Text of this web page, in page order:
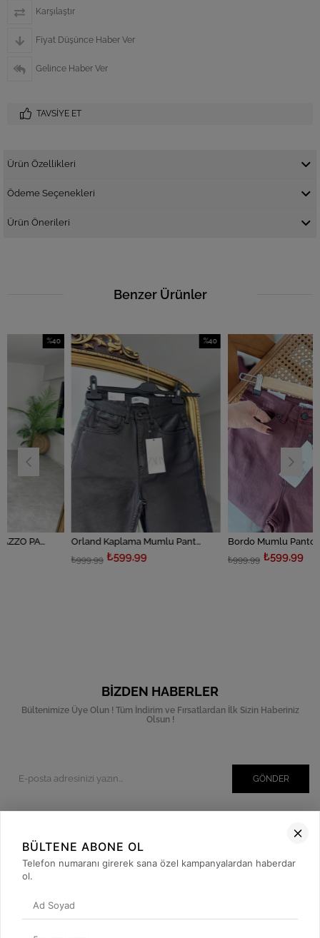
Karşılaştır
Fiyat Düşünce Haber Ver
Gelince Haber Ver
TAVSIYE ET
Ürün Özellikleri
Ödeme Seçenekleri
Ürün Önerileri
Benzer Ürünler
YIRTIK DETAYLI PALAZZO PANTOLON Orland Kaplama Mumlu Pantolon
₺599,99
Bordo Mumlu Pantolon
₺599,99
BIZDEN HABERLER
Bültenimize Üye Olun ! Tüm İndirim ve Fırsatlardan İlk Sizin Haberiniz
Olsun !
GÖNDER
Kurumsal
Müşteri İlişkileri
BÜLTENE ABONE OL
Telefon numaranı girerek sana özel kampanyalardan haberdar
ol.